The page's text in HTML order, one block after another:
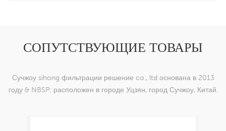
СОПУТСТВУЮЩИЕ ТОВАРЫ
Сучжоу sihong фильтрации решение co., ltd основана в 2013
году & NBSP; расположен в городе Уцзян, город Сучжоу, Китай.